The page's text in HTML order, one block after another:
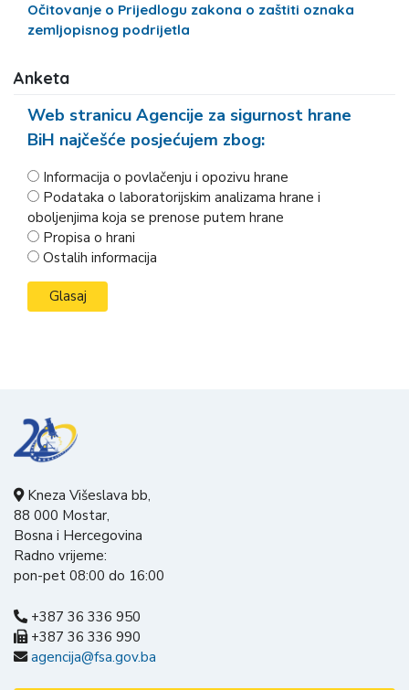
Očitovanje o Prijedlogu zakona o zaštiti oznaka
zemljopisnog podrijetla
Anketa
Web stranicu Agencije za sigurnost hrane
BiH najčešće posjećujem zbog:
Informacija o povlačenju i opozivu hrane
Podataka o laboratorijskim analizama hrane i
oboljenjima koja se prenose putem hrane
Propisa o hrani
Ostalih informacija
Kneza Višeslava bb,
88 000 Mostar,
Bosna i Hercegovina
Radno vrijeme:
pon-pet 08:00 do 16:00
+387 36 336 950
+387 36 336 990
agencija@fsa.gov.ba